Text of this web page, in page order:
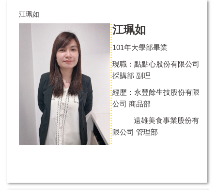
江珮如
江珮如
101年大學部畢業
現職：點點心股份有限公司
採購部 副理
經歷：永豐餘生技股份有限
公司 商品部
遠雄美食事業股份有
限公司 管理部